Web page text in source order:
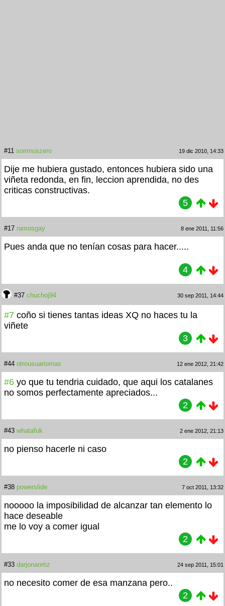
#11 somnuszero 19 dic 2010, 14:33
Dije me hubiera gustado, entonces hubiera sido una
viñeta redonda, en fin, leccion aprendida, no des
criticas constructivas.
5
#17 ramosgay 8 ene 2011, 11:56
Pues anda que no tenían cosas para hacer.....
4
#37 chuchoj94 30 sep 2011, 14:44
#7 coño si tienes tantas ideas XQ no haces tu la
viñete
3
#44 otrousuariomas 12 ene 2012, 21:42
#6 yo que tu tendria cuidado, que aqui los catalanes
no somos perfectamente apreciados...
2
#43 whatafuk 2 ene 2012, 21:13
no pienso hacerle ni caso
2
#38 powerslide 7 oct 2011, 13:32
nooooo la imposibilidad de alcanzar tan elemento lo
hace deseable
me lo voy a comer igual
2
#33 darjonaortiz 24 sep 2011, 15:01
no necesito comer de esa manzana pero..
2